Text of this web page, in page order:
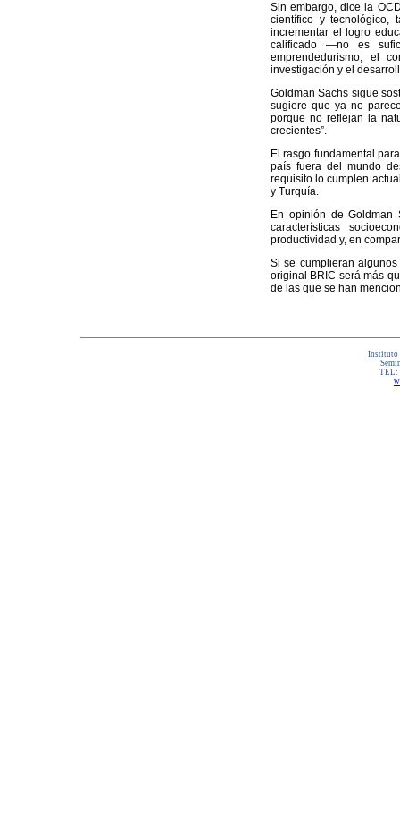
Sin embargo, dice la
científico y tecnológico,
incrementar el logro
calificado —no es
emprendedurismo, el
investigación y el
Goldman Sachs sigue
sugiere que ya no
porque no reflejan la
crecientes”.
El rasgo fundamental
país fuera del mundo
requisito lo cumplen
y Turquía.
En opinión de Goldman
características
productividad y, en
Si se cumplieran
original BRIC será más
de las que se han
Instituto
TEL: